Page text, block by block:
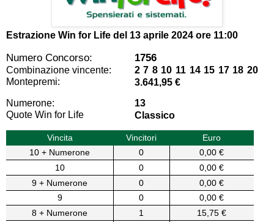
Estrazione Win for Life del 13 aprile 2024 ore 11:00
Numero Concorso: 1756
Combinazione vincente:
2 7 8 10 11 14 15 17 18 20
Montepremi:
3.641,95 €
Numerone:
13
Quote Win for Life
Classico
Vincita Vincitori
Euro
10 + Numerone
0
0,00 €
10
0
0,00 €
9 + Numerone
0
0,00 €
9
0
0,00 €
8 + Numerone
1
15,75 €